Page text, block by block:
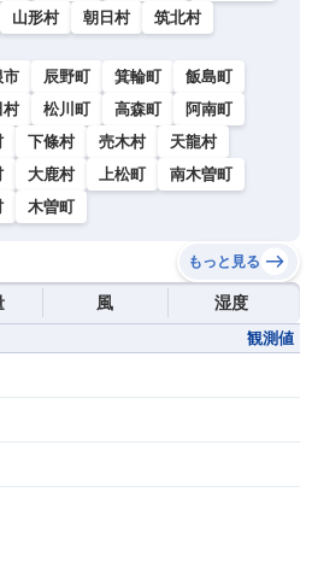
山形村 朝日村 筑北村
市 辰野町 箕輪町
飯島町
村 松川町 高森町
阿南町
下條村 売木村
天龍村
大鹿村 上松町
南木曽町
木曽町
もっと見る
風 湿度
観測値